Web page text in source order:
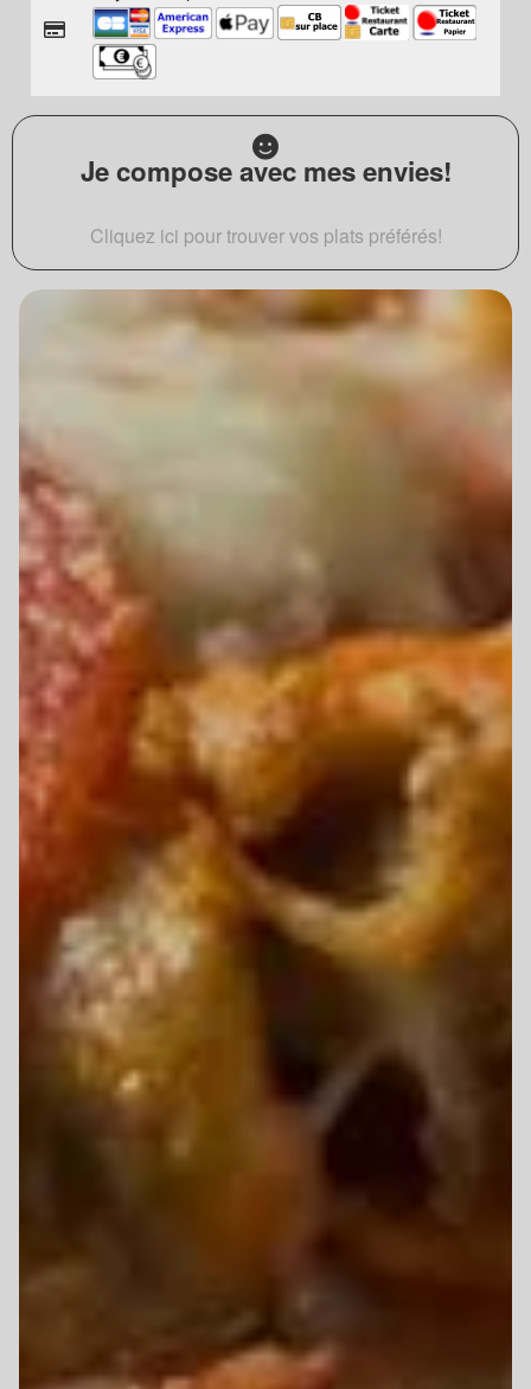
Je compose avec mes envies!
Cliquez ici pour trouver vos plats préférés!